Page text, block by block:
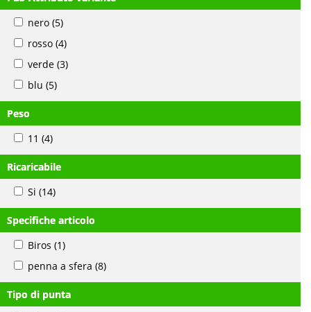
nero (5)
rosso (4)
verde (3)
blu (5)
Peso
11 (4)
Ricaricabile
Si (14)
Specifiche articolo
Biros (1)
penna a sfera (8)
Tipo di punta